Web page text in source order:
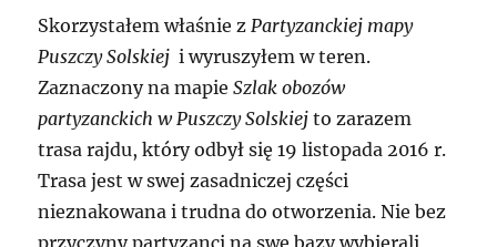
Skorzystałem właśnie zPartyzanckiej mapy
Puszczy Solskiej i wyruszyłem w teren.
Zaznaczony na mapieSzlak obozów
partyzanckich w Puszczy Solskiej to zarazem
trasa rajdu, który odbył się 19 listopada 2016 r.
Trasa jest w swej zasadniczej części
nieznakowana i trudna do otworzenia. Nie bez